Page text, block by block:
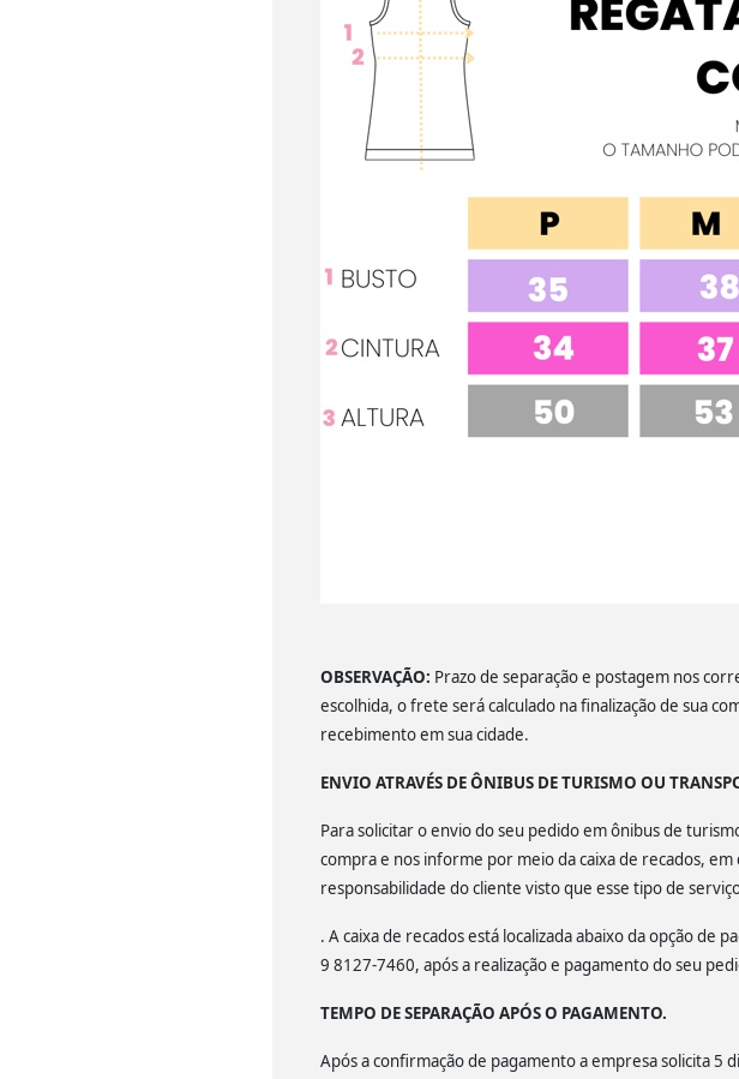
OBSERVAÇÃO: Prazo de separação e postagem nos
escolhida, o frete será calculado na finalização de sua
recebimento em sua cidade.
ENVIO ATRAVÉS DE ÔNIBUS DE TURISMO OU
Para solicitar o envio do seu pedido em ônibus de
compra e nos informe por meio da caixa de recados,
responsabilidade do cliente visto que esse tipo de
. A caixa de recados está localizada abaixo da opção
9 8127-7460, após a realização e pagamento do seu
TEMPO DE SEPARAÇÃO APÓS O PAGAMENTO.
Após a confirmação de pagamento a empresa solicita 5